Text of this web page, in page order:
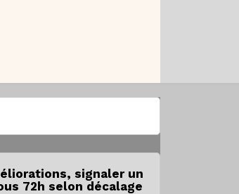
signaler un
72h selon décalage